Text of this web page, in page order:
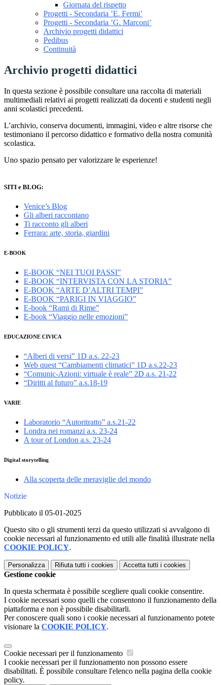
Giornata del rispetto
Progetti - Secondaria ’E. Fermi’
Progetti - Secondaria ’G. Marconi’
Archivio progetti didattici
Pedibus
Continuità
Archivio progetti didattici
In questa sezione è possibile consultare una raccolta di materiali
multimediali relativi ai progetti realizzati da docenti e studenti negli
anni scolastici precedenti.
L’archivio, conserva documenti, immagini, video e altre risorse che
testimoniano il percorso didattico e formativo della nostra comunità
scolastica.
Uno spazio pensato per valorizzare le esperienze!
SITI e BLOG:
Venice’s Blog
Gli alberi raccontano
Ti racconto gli alberi
Ferrara: arte, storia, giardini
E-BOOK
E-BOOK “NEI TUOI PASSI”
E-BOOK “INTERVISTA CON LA STORIA”
E-BOOK “ARTE D’ALTRI TEMPI”
E-BOOK “PARIGI IN VIAGGIO”
E-book “Rami di Rime”
E-book “Viaggio nelle emozioni”
EDUCAZIONE CIVICA
“Alberi di versi” 1D a.s. 22-23
Web quest “Cambiamenti climatici” 1D a.s.22-23
“Comunic-Azioni: virtuale è reale” 2D a.s. 21-22
“Diritti al futuro” a.s.18-19
VARIE
Laboratorio “Autoritratto” a.s.21-22
Londra nei romanzi a.s. 23-24
A tour of London a.s. 23-24
Digital storytelling
Alla scoperta delle meraviglie del mondo
Notizie
Pubblicato il 05-01-2025
Questo sito o gli strumenti terzi da questo utilizzati si avvalgono di
cookie necessari al funzionamento ed utili alle finalità illustrate nella
COOKIE POLICY.
Personalizza Rifiuta tutti i cookies Accetta tutti i cookies
Gestione cookie
In questa schermata è possibile scegliere quali cookie consentire.
I cookie necessari sono quelli che consentono il funzionamento della
piattaforma e non è possibile disabilitarli.
Per conoscere quali sono i cookie necessari al funzionamento potete
visionare la COOKIE POLICY.
Cookie necessari per il funzionamento
I cookie necessari per il funzionamento non possono essere
disabilitati. È possibile consultare l'elenco nella pagina della cookie
policy.